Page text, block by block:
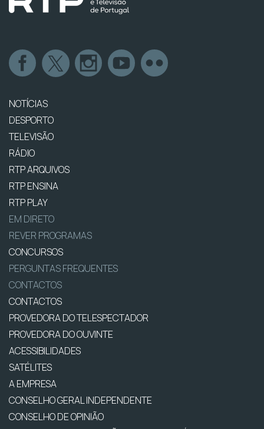
NOTÍCIAS
DESPORTO
TELEVISÃO
RÁDIO
RTP ARQUIVOS
RTP ENSINA
RTP PLAY
EM DIRETO
REVER PROGRAMAS
CONCURSOS
PERGUNTAS FREQUENTES
CONTACTOS
CONTACTOS
PROVEDORA DO TELESPECTADOR
PROVEDORA DO OUVINTE
ACESSIBILIDADES
SATÉLITES
A EMPRESA
CONSELHO GERAL INDEPENDENTE
CONSELHO DE OPINIÃO